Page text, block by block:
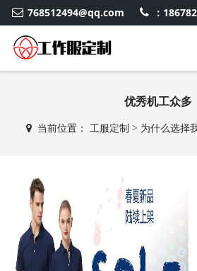
768512494@qq.com ：
优秀机工众多
当前位置： 工服定制 > 为什么选择